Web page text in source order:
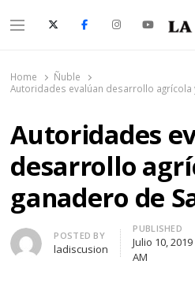
Menu
Home
Ñuble
Autoridades evalúan desarrollo agrícola
Autoridades
desarrollo
ganadero de
Author
POSTED BY
ladiscusion
PUBLISHED
Julio 10, 2019
AM